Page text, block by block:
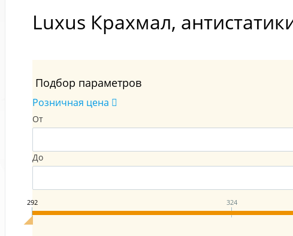
Luxus Крахмал,
Подбор параметров
Розничная цена
От
До
292 324